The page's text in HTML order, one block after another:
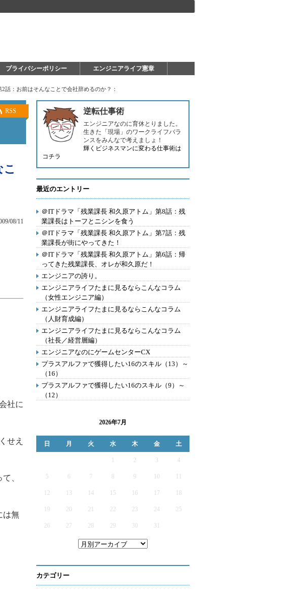
プライバシーポリシー エンジニアライフ憲章
話：お前はそんなことで会社辞めるのか？：
RSS
こ
08/11
社に
せえ
、
は無
逆転仕事術
エンジニアなのに育休とりました。
生きた「現場」のワークライフバラ
ンスをみんなで考えましょ！
輝くビジネスマンに変わる仕事術は
コチラ
最近のエントリー
＠ITドラマ「残業課長 和久原アトム」第8話：残
業課長はトーフとニシンを食う
＠ITドラマ「残業課長 和久原アトム」第7話：残
業課長が街にやってきた！
＠ITドラマ「残業課長 和久原アトム」第6話：帰
ってきた残業課長、オレが和久原だ！
エンジニアの誇り。
エンジニアライフたまに見るならこんなコラム
（女性エンジニア編）
エンジニアライフたまに見るならこんなコラム
（人財育成編）
エンジニアライフたまに見るならこんなコラム
（社長／経営層編）
エンジニアなのにゲームセンターCX
プラスアルファで獲得したい16のスキル（13）～
（16）
プラスアルファで獲得したい16のスキル（9）～
（12）
2026年7月
日 月 火 水 木 金 土
2 3 4
5 6 7 9
12 13 14 15 16 17
19 20 21 22 23 24 25
26 27 28 29 30 31
カテゴリー